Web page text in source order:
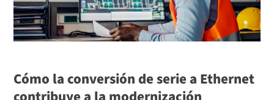
Cómo la conversión de serie a Ethernet